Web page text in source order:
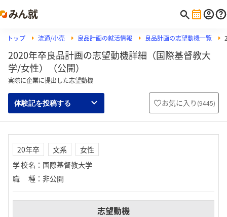
トップ 流通/小売 良品計画の就活情報 良品計画の志望動機一覧
2020年卒良品計画の志望動機詳細（国際基督教大
学/女性）（公開）
実際に企業に提出した志望動機
体験記を投稿する お気に入り (9445)
20年卒 文系
女性
学校名 ： 国際基督教大学
職種 ： 非公開
志望動機